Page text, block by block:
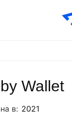
Wallet
в: 2021